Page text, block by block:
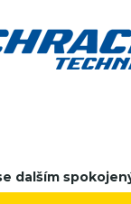
dalším